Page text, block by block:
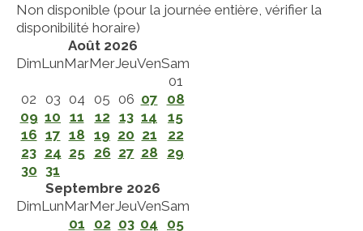
Non disponible (pour la journée entière, vérifier la
disponibilité horaire)
Août 2026
DimLunMarMerJeuVenSam
01
02 03 04 05 06 07
08
09 10 11 12 13 14
15
16 17 18 19 20 21
22
23 24 25 26 27 28
29
30 31
Septembre 2026
DimLunMarMerJeuVenSam
01
02 03 04
05